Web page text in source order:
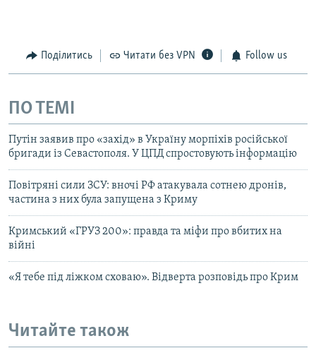
Поділитись Читати без VPN Follow us
ПО ТЕМІ
Путін заявив про «захід» в Україну морпіхів російської
бригади із Севастополя. У ЦПД спростовують інформацію
Повітряні сили ЗСУ: вночі РФ атакувала сотнею дронів,
частина з них була запущена з Криму
Кримський «ГРУЗ 200»: правда та міфи про вбитих на
війні
«Я тебе під ліжком сховаю». Відверта розповідь про Крим
Читайте також